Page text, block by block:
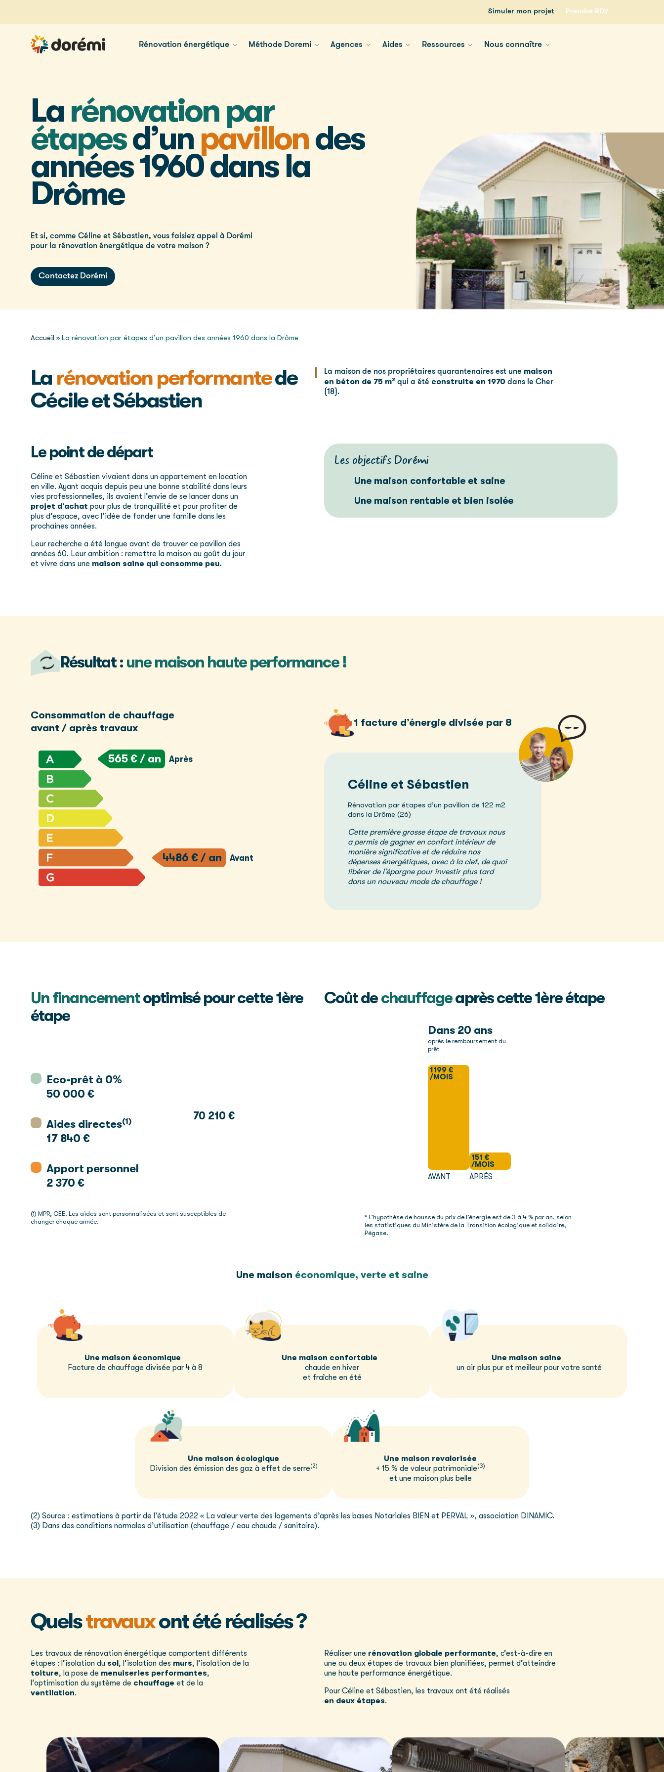
Simuler mon projet Prendre RDV
Rénovation énergétique Méthode Doremi Agences Aides Ressources Nous connaître
La rénovation par
étapesd’un pavillondes
années 1960 dans la
Drôme
Et si, comme Céline et Sébastien, vous faisiez appel à Dorémi
pour la rénovation énergétique de votre maison ?
Contactez Dorémi
Accueil » La rénovation par étapes d’un pavillon des années 1960 dans la Drôme
La rénovation performantede
Cécile et Sébastien
La maison de nos propriétaires quarantenaires est une maison
en béton de 75 m² qui a été construite en 1970 dans le Cher
(18).
Le point de départ
Céline et Sébastien vivaient dans un appartement en location
en ville. Ayant acquis depuis peu une bonne stabilité dans leurs
vies professionnelles, ils avaient l’envie de se lancer dans un
projet d’achat pour plus de tranquillité et pour profiter de
plus d’espace, avec l’idée de fonder une famille dans les
prochaines années.
Leur recherche a été longue avant de trouver ce pavillon des
années 60. Leur ambition : remettre la maison au goût du jour
et vivre dans une maison saine qui consomme peu.
Les objectifs Dorémi
Une maison confortable et saine
Une maison rentable et bien isolée
Résultat : une maison haute performance !
Consommation de chauffage
avant / après travaux
4486 € / an Avant
565 € / an Après
1 facture d’énergie divisée par 8
Céline et Sébastien
Rénovation par étapes d’un pavillon de 122 m2
dans la Drôme (26)
Cette première grosse étape de travaux nous
a permis de gagner en confort intérieur de
manière significative et de réduire nos
dépenses énergétiques, avec à la clef, de quoi
libérer de l’épargne pour investir plus tard
dans un nouveau mode de chauffage !
Un financementoptimisé pour cette 1ère
étape
Eco-prêt à 0%
50 000 €
Aides directes(1)
17 840 €
Apport personnel
2 370 €
70 210 €
(1) MPR, CEE. Les aides sont personnalisées et sont susceptibles de
changer chaque année.
Coût dechauffageaprès cette 1ère étape
Dans 20 ans
après le remboursement du
prêt
1199 €
/MOIS
AVANT
151 €
/MOIS
APRÈS
* L’hypothèse de hausse du prix de l’énergie est de 3 à 4 % par an, selon
les statistiques du Ministère de la Transition écologique et solidaire,
Pégase.
Une maison économique, verte et saine
Une maison économique
Facture de chauffage divisée par 4 à 8
Une maison confortable
chaude en hiver
et fraîche en été
Une maison saine
un air plus pur et meilleur pour votre santé
Une maison écologique
Division des émission des gaz à effet de serre(2)
Une maison revalorisée
+ 15 % de valeur patrimoniale(3)
et une maison plus belle
(2) Source : estimations à partir de l’étude 2022 « La valeur verte des logements d’après les bases Notariales BIEN et PERVAL », association DINAMIC.
(3) Dans des conditions normales d’utilisation (chauffage / eau chaude / sanitaire).
Quelstravauxont été réalisés ?
Les travaux de rénovation énergétique comportent différents
étapes : l’isolation du sol , l’isolation des murs, l’isolation de la
toiture, la pose de menuiseries performantes,
l’optimisation du système de chauffage et de la
ventilation.
Réaliser une rénovation globale performante, c’est-à-dire en
une ou deux étapes de travaux bien planifiées, permet d’atteindre
une haute performance énergétique.
Pour Céline et Sébastien, les travaux ont été réalisés
en deux étapes.